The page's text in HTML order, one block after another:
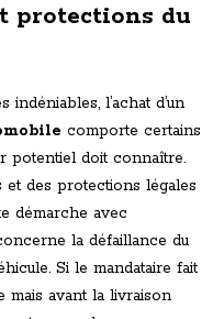
protections du
l’achat d’un
comporte certains
potentiel doit connaître.
des protections légales
démarche avec
la défaillance du
Si le mandataire fait
mais avant la livraison